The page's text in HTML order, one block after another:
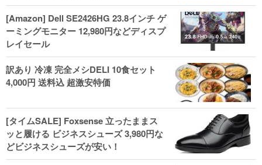
[Amazon] Dell SE2426HG 23.8インチ ゲ
ーミングモニター 12,980円などディスプ
レイセール
訳あり 冷凍 完全メシDELI 10食セット
4,000円 送料込 超激安特価
[タイムSALE] Foxsense 立ったままス
ッと履ける ビジネスシューズ 3,980円な
どビジネスシューズが安い！